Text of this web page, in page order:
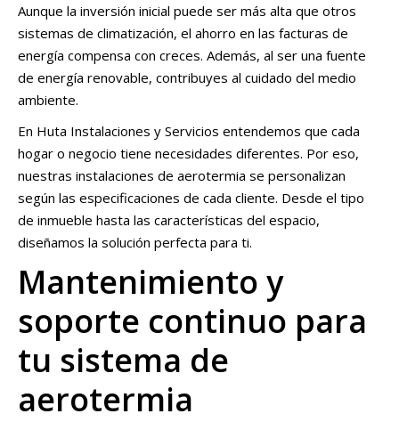
Aunque la inversión inicial puede ser más alta que otros
sistemas de climatización, el ahorro en las facturas de
energía compensa con creces. Además, al ser una fuente
de energía renovable, contribuyes al cuidado del medio
ambiente.
En Huta Instalaciones y Servicios entendemos que cada
hogar o negocio tiene necesidades diferentes. Por eso,
nuestras instalaciones de aerotermia se personalizan
según las especificaciones de cada cliente. Desde el tipo
de inmueble hasta las características del espacio,
diseñamos la solución perfecta para ti.
Mantenimiento y
soporte continuo para
tu sistema de
aerotermia